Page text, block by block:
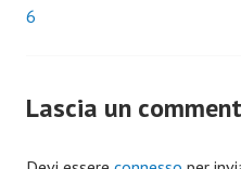
Navigazione
6
Lascia un